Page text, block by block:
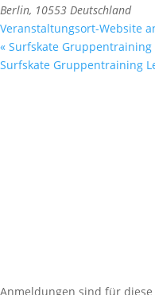
Berlin, 10553 Deutschland
Veranstaltungsort-Website
« Surfskate Gruppentraining
Surfskate Gruppentraining
Anmeldungen sind für